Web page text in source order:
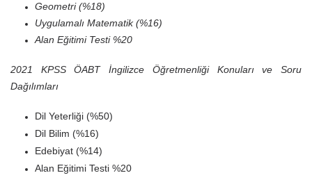
Geometri (%18)
Uygulamalı Matematik (%16)
Alan Eğitimi Testi %20
2021 KPSS ÖABT İngilizce Öğretmenliği Konuları ve Soru
Dağılımları
Dil Yeterliği (%50)
Dil Bilim (%16)
Edebiyat (%14)
Alan Eğitimi Testi %20